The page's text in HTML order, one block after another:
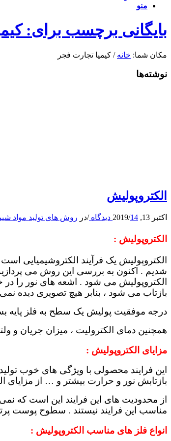
منو
بایگانی برچسب برای:
مکان شما: خانه / کیمیا تجارت فجر
نوشته‌ها
الکتروپولیش
اکتبر 13, 2019 /14 دیدگاه /در روش های تولید مواد
الکتروپولیش :
الکتروپولیش یک فرآیند الکتروشیمیایی
شدیم . اکنون به بررسی این روش می
الکتروپولیش می شود . اشعه های نور را
بازتاب می شود ، بنابر هیچ تصویری دیده
درجه موفقیت پولیش یک سطح به فلز پایه
همچنین دمای الکترولیت ، میزان جریان و
مزایای الکتروپولیش :
این فرایند محصولی با ویژگی های خوب
بازتابش نور و حرارت بیشتر و … از مزایای
از محدودیت های این فرایند این است که
مناسب این فرایند نیستند . سطوح پوست
انواع فلز های مناسب الکتروپولیش :